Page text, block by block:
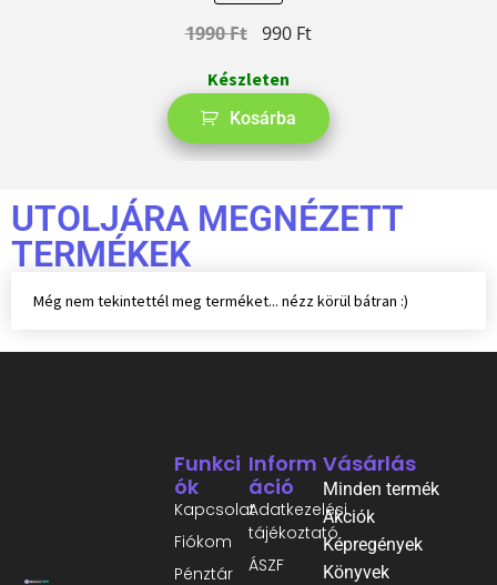
1990Ft 990 Ft
Készleten
Kosárba
UTOLJÁRA MEGNÉZETT
TERMÉKEK
Még nem tekintettél meg terméket... nézz körül bátran :)
Inform
Áció
Adatkezelési
tájékoztató
ÁSZF
Funkci
Ók
Kapcsolat
Fiókom
Pénztár
Vásárlás
Minden termék
Akciók
Képregények
Könyvek